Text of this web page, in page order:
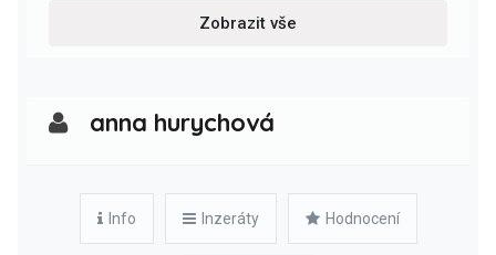
Zobrazit vše
anna hurychová
Info Inzeráty Hodnocení